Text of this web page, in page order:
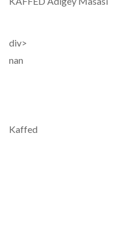
div>
nan
Kaffed